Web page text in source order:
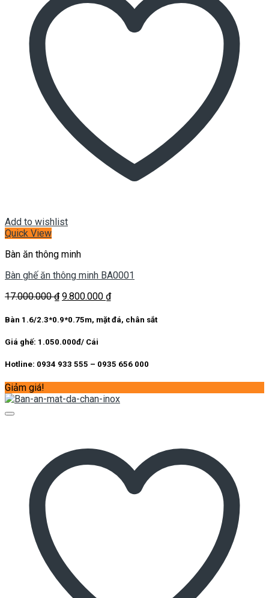
Add to wishlist
Quick View
Bàn ăn thông minh
Bàn ghế ăn thông minh BA0001
17.000.000₫ Giá
là:
9.800.000 ₫Giá
tại
Bàn 1.6/2.3*0.9*0.75m, mặt đá, chân sắt
Giá ghế: 1.050.000đ/ Cái
Hotline: 0934 933 555 – 0935 656 000
Giảm giá!